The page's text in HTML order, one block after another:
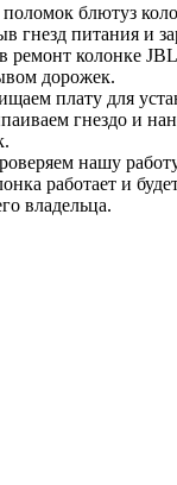
блютуз
гнезд питания и
колонке
дорожек.
плату для
гнездо и
нашу
работает и
владельца.